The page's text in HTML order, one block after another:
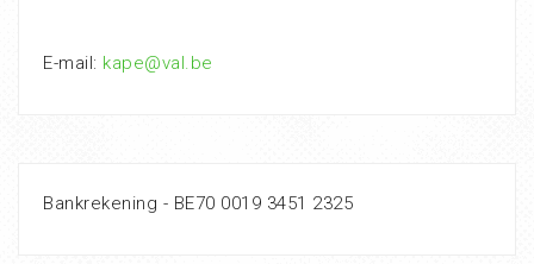
E-mail: kape@val.be
Bankrekening - BE70 0019 3451 2325